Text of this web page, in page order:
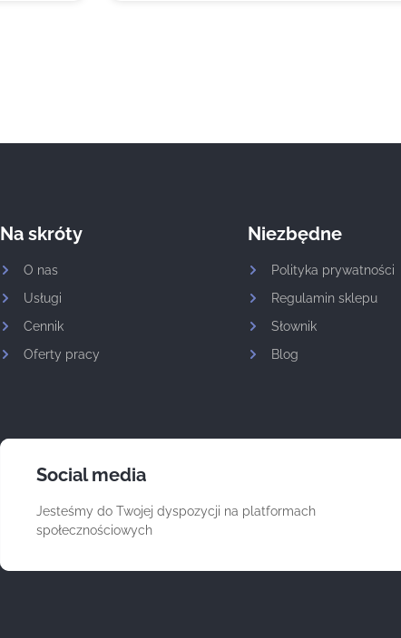
Na skróty
O nas
Usługi
Cennik
Oferty pracy
Niezbędne
Polityka prywatności
Regulamin sklepu
Słownik
Blog
Social media
Jesteśmy do Twojej dyspozycji na platformach
społecznościowych